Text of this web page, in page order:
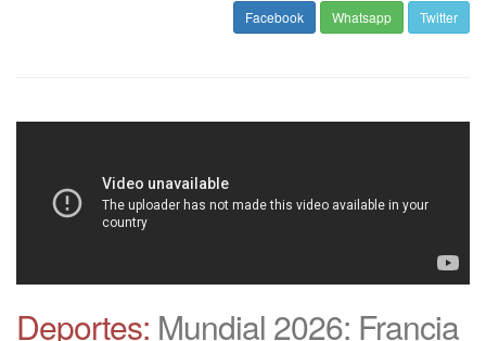
Facebook Whatsapp Twitter
Deportes: Mundial 2026: Francia